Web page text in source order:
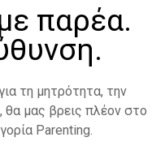
παρέα.
τη μητρότητα, την
θα μας βρεις πλέον στο
Parenting.